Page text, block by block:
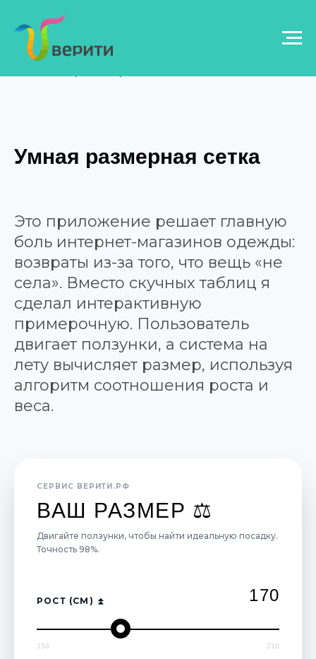
Умная размерная сетка
Это приложение решает главную
боль интернет-магазинов одежды:
возвраты из-за того, что вещь «не
села». Вместо скучных таблиц я
сделал интерактивную
примерочную. Пользователь
двигает ползунки, а система на
лету вычисляет размер, используя
алгоритм соотношения роста и
веса.
СЕРВИС ВЕРИТИ.РФ
ВАШ РАЗМЕР ⚖️
Двигайте ползунки, чтобы найти идеальную посадку.
Точность 98%.
РОСТ (СМ) ⏫ 170
150 210